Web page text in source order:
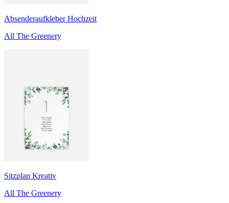
Absenderaufkleber Hochzeit
All The Greenery
Sitzplan Kreativ
All The Greenery